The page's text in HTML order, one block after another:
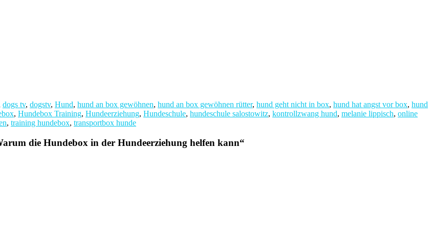
dogs tv, dogstv, Hund, hund an box gewöhnen, hund an box gewöhnen rütter, hund geht nicht in box, hund hat angst vor box, hund
, Hundebox Training, Hundeerziehung, Hundeschule, hundeschule salostowitz, kontrollzwang hund, melanie lippisch, online
, training hundebox, transportbox hunde
die Hundebox in der Hundeerziehung helfen kann“